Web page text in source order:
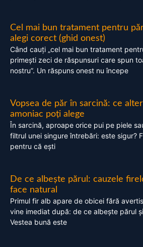
Cel mai bun tratament pentru
alegi corect (ghid onest)
Când cauți „cel mai bun tratament
primești zeci de răspunsuri care spun
nostru”. Un răspuns onest nu începe
Vopsea de păr în sarcină: ce
amoniac poți alege
În sarcină, aproape orice pui pe piele
filtrul unei singure întrebări: este sigur?
pentru că ești
De ce albește părul: cauzele
face natural
Primul fir alb apare de obicei fără
vine imediat după: de ce albește părul
Vestea bună este